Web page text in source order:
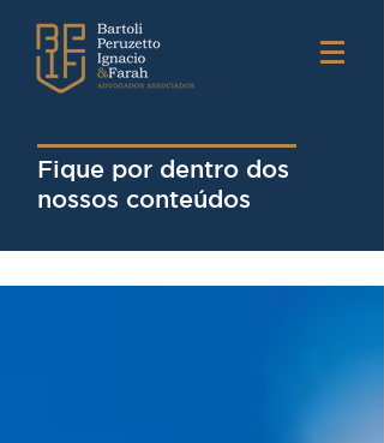
Fique por dentro dos
nossos conteúdos